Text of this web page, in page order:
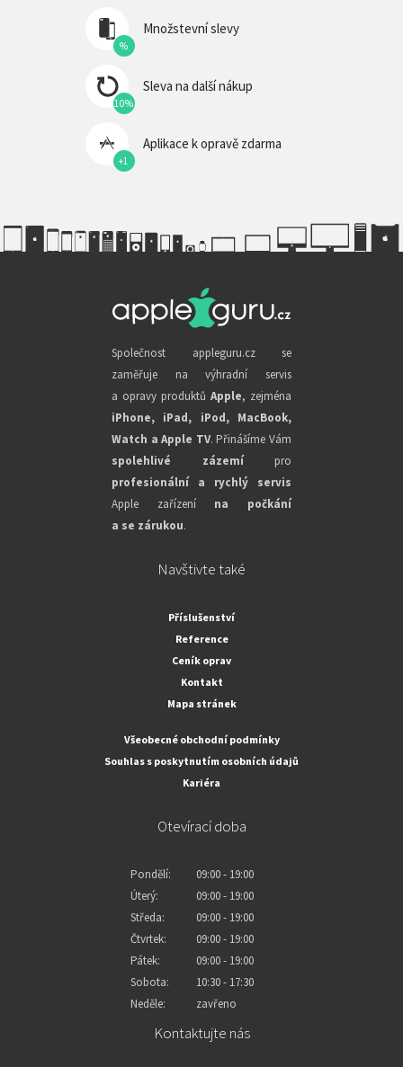
%
Množstevní slevy
10%
Sleva na další nákup
+1
Aplikace k opravě zdarma
Společnost appleguru.cz se
zaměřuje na výhradní servis
a opravy produktů Apple, zejména
iPhone, iPad, iPod, MacBook,
Watch a Apple TV. Přinášíme Vám
spolehlivé zázemípro
profesionální a rychlý servis
Apple zařízení na počkání
a se zárukou.
Navštivte také
Příslušenství
Reference
Ceník oprav
Kontakt
Mapa stránek
Všeobecné obchodní podmínky
Souhlas s poskytnutím osobních údajů
Kariéra
Otevírací doba
Pondělí:
09:00 - 19:00
Úterý:
09:00 - 19:00
Středa:
09:00 - 19:00
Čtvrtek:
09:00 - 19:00
Pátek:
09:00 - 19:00
Sobota:
10:30 - 17:30
Neděle:
zavřeno
Kontaktujte nás